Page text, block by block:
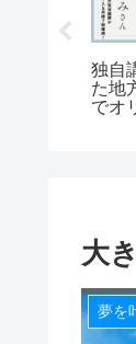
独自
た地
でオ
大
夢を